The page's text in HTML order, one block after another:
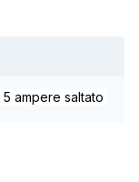
ampere saltato